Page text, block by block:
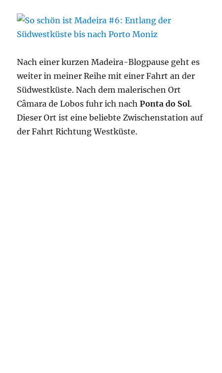
Nach einer kurzen Madeira-Blogpause geht es
weiter in meiner Reihe mit einer Fahrt an der
Südwestküste. Nach dem malerischen Ort
Câmara de Lobos fuhr ich nachPonta do Sol.
Dieser Ort ist eine beliebte Zwischenstation auf
der Fahrt Richtung Westküste.